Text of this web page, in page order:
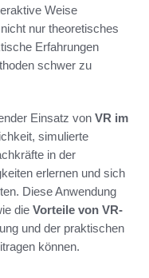
Weise
nur theoretisches
Erfahrungen
schwer zu
Einsatz von VR im
simulierte
in der
erlernen und sich
Diese Anwendung
die Vorteile von VR-
und der praktischen
können.